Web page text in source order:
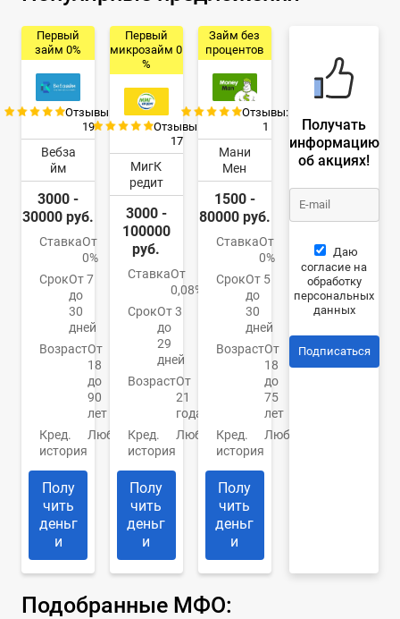
Первый
займ 0%
Отзывы:
19
Вебза
йм
3000 -
30000 руб.
СтавкаОт
0%
СрокОт 7
до
30
дней
ВозрастОт
18
до
90
лет
Кред.
история
Любая
Полу
чить
деньг
и
Первый
микрозайм 0
%
Отзывы:
17
МигК
редит
3000 -
100000
руб.
СтавкаОт
0,08%
СрокОт 3
до
29
дней
ВозрастОт
21
года
Кред.
история
Любая
Полу
чить
деньг
и
Займ без
процентов
Отзывы:
1
Мани
Мен
1500 -
80000 руб.
СтавкаОт
0%
СрокОт 5
до
30
дней
ВозрастОт
18
до
75
лет
Кред.
история
Любая
Полу
чить
деньг
и
Получать
информацию
об акциях!
Даю
согласие на
обработку
персональных
данных
Подписаться
Подобранные МФО: